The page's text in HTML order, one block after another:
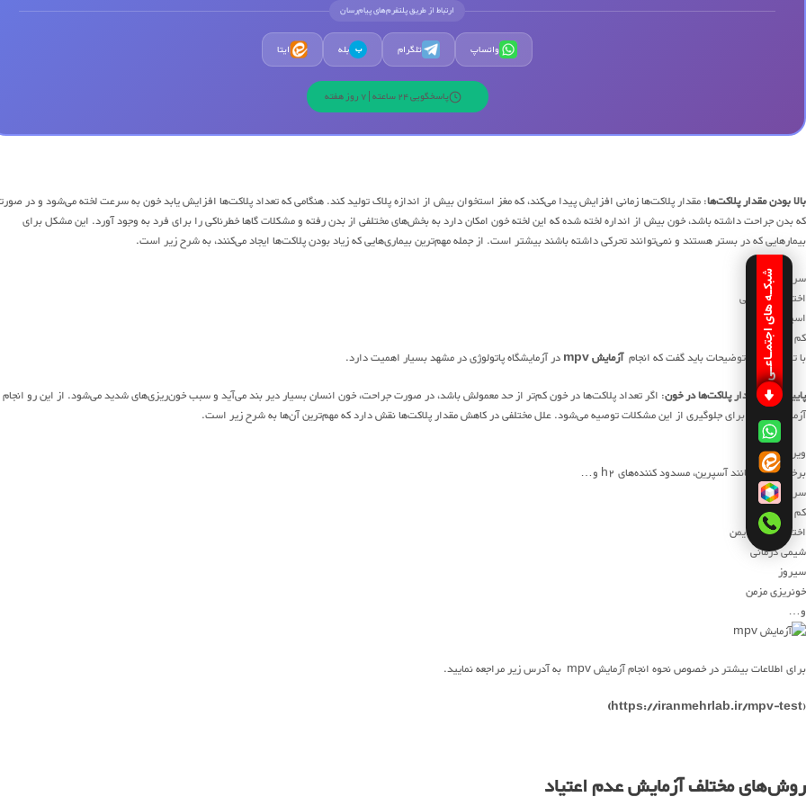
ارتباط از طریق پلتفرم‌های پیام‌رسان
واتساپ تلگرام ب بله ایتا
پاسخگویی 24 ساعته | 7 روز هفته
بالا بودن مقدار پلاکت‌ها: مقدار پلاکت‌ها زمانی افزایش پیدا می‌کند، که مغز استخوان بیش از اندازه پلاک تولید کند. هنگامی که تعداد پلاکت‌ها افزایش یابد خون به سرعت لخته می‌شود و در
که بدن جراحت داشته باشد، خون بیش از انداره لخته شده که این لخته خون امکان دارد به بخش‌های مختلفی از بدن رفته و مشکلات گاها خطرناکی را برای فرد به وجود آورد. این مشکل برای
بیمار‌هایی که در بستر هستند و نمی‌توانند تحرکی داشته باشند بیشتر است. از جمله مهم‌ترین بیماری‌هایی که زیاد بودن پلاکت‌ها ایجاد می‌کنند، به شرح زیر است.
سرطان
اختلالات التهابی
اسپلنکتومی
کم خونی
با توجه به این توضیحات باید گفت که انجامآزمایشmpvدر آزمایشگاه پاتولوژی در مشهد بسیار اهمیت دارد.
پایین بودن مقدار پلاکت‌ها در خون: اگر تعداد پلاکت‌ها در خون کم‌تر از حد معمولش باشد، در صورت جراحت، خون انسان بسیار دیر بند می‌آید و سبب خون‌ریزی‌های شدید می‌شود. از این رو انجام
آزمایش mpv برای جلوگیری از این مشکلات توصیه می‌شود. علل مختلفی در کاهش مقدار پلاکت‌ها نقش دارد که مهم‌ترین آن‌ها به شرح زیر است.
ویروس‌ها
برخی دارو‌ها مانند آسپرین، مسدود کننده‌های h2 و…
سرطان
کم خونی
اختلالات خود ایمن
شیمی درمانی
سیروز
خونریزی مزمن
و…
برای اطلاعات بیشتر در خصوص نحوه انجام آزمایش mpv به آدرس زیر مراجعه نمایید.
(
https://iranmehrlab.ir/mpv-test
)
روش‌های مختلف آزمایش عدم اعتیاد
شبکـه های اجتمـاعـی